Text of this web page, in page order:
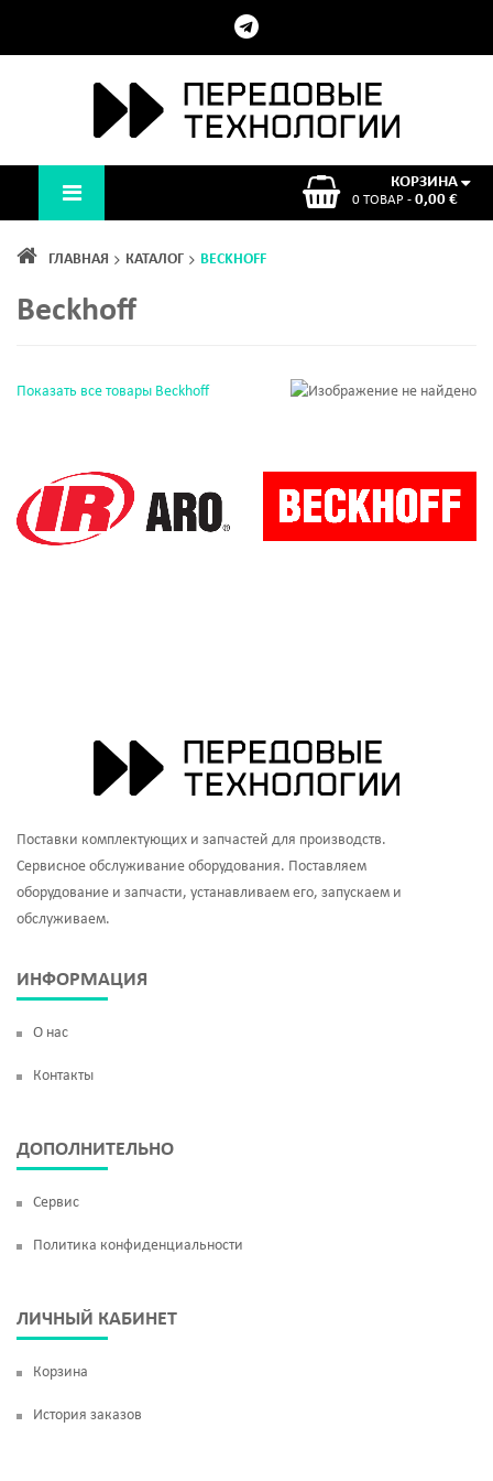
КОРЗИНА
0 ТОВАР - 0,00 €
ГЛАВНАЯ КАТАЛОГ BECKHOFF
Beckhoff
Показать все товары Beckhoff
Поставки комплектующих и запчастей для производств.
Сервисное обслуживание оборудования. Поставляем
оборудование и запчасти, устанавливаем его, запускаем и
обслуживаем.
ИНФОРМАЦИЯ
О нас
Контакты
ДОПОЛНИТЕЛЬНО
Сервис
Политика конфиденциальности
ЛИЧНЫЙ КАБИНЕТ
Корзина
История заказов